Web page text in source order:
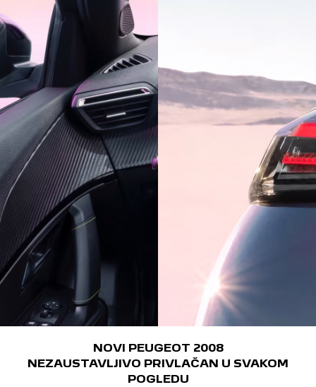
NOVI PEUGEOT 2008
NEZAUSTAVLJIVO PRIVLAČAN U SVAKOM
POGLEDU